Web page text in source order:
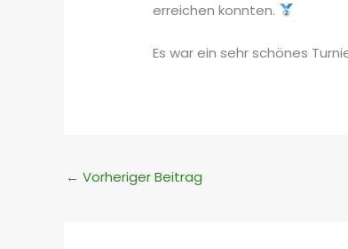
erreichen konnten.
Es war ein sehr schönes
← Vorheriger Beitrag